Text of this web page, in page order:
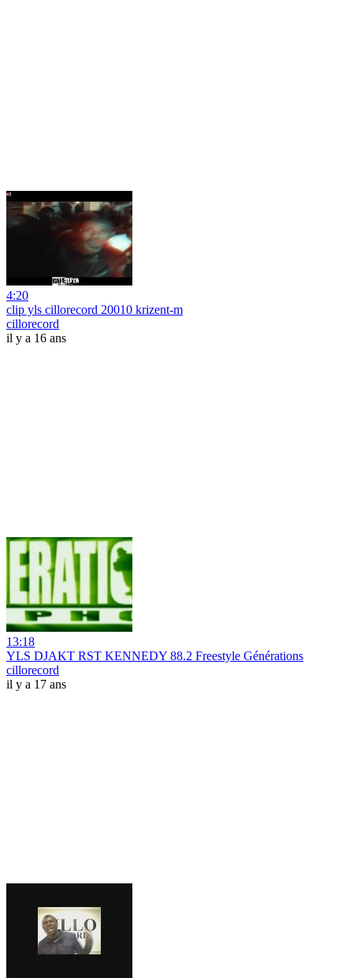
4:20
clip yls cillorecord 20010 krizent-m
cillorecord
il y a 16 ans
13:18
YLS DJAKT RST KENNEDY 88.2 Freestyle Générations
cillorecord
il y a 17 ans